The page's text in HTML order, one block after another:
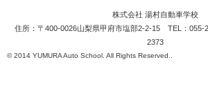
株式会社 湯村自動車学校
住所：〒400-0026山梨県甲府市塩部2-2-15 TEL：
2373
© 2014 YUMURA Auto School. All Rights Reserved..